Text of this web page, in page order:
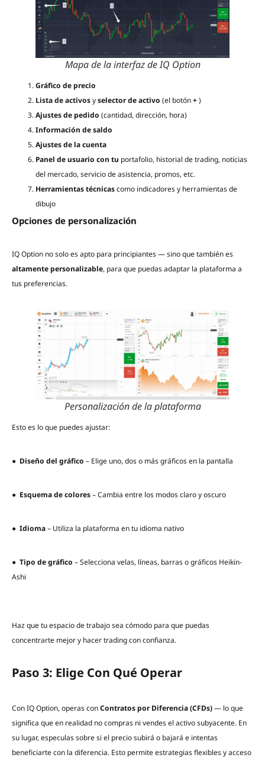
Mapa de la interfaz de IQ Option
Gráfico de precio
Lista de activosyselector de activo (el botón+)
Ajustes de pedido (cantidad, dirección, hora)
Información de saldo
Ajustes de la cuenta
Panel de usuario con tu portafolio, historial de trading, noticias
del mercado, servicio de asistencia, promos, etc.
Herramientas técnicascomo indicadores y herramientas de
dibujo
Opciones de personalización
IQ Option no solo es apto para principiantes — sino que también es
altamente personalizable, para que puedas adaptar la plataforma a
tus preferencias.
Personalización de la plataforma
Esto es lo que puedes ajustar:
● Diseño del gráfico – Elige uno, dos o más gráficos en la pantalla
● Esquema de colores– Cambia entre los modos claro y oscuro
● Idioma– Utiliza la plataforma en tu idioma nativo
● Tipo de gráfico – Selecciona velas, líneas, barras o gráficos Heikin-
Ashi
Haz que tu espacio de trabajo sea cómodo para que puedas
concentrarte mejor y hacer trading con confianza.
Paso 3: Elige Con Qué Operar
Con IQ Option, operas conContratos por Diferencia (CFDs)— lo que
significa que en realidad no compras ni vendes el activo subyacente. En
su lugar, especulas sobre si el precio subirá o bajará e intentas
beneficiarte con la diferencia. Esto permite estrategias flexibles y acceso